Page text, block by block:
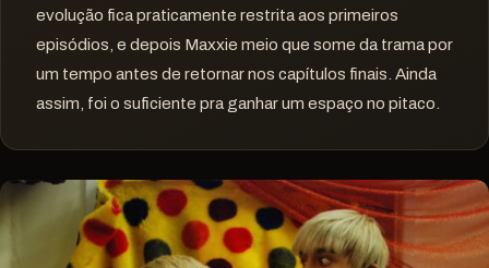
evolução fica praticamente restrita aos primeiros
episódios, e depois Maxxie meio que some da trama por
um tempo antes de retornar nos capítulos finais. Ainda
assim, foi o suficiente pra ganhar um espaço no pitaco.